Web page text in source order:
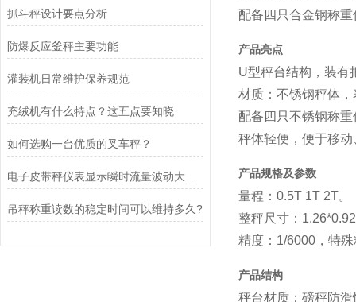
抓斗秤设计要点分析
防爆反应釜秤主要功能
灌装机日常维护保养规范
充绒机有什么特点？这五点要知晓
如何选购一台优质的叉车秤？
吊秤称重读数的稳定时间可以维持多久?
配备四只合金钢称
产品亮点
U型秤台结构，装有
材质：不锈钢秤体
配备四只不锈钢称
秤体轻便，便于移
产品规格及参数
量程：0.5T 1T 2T。
整秤尺寸：
精度：1/6000，特
产品结构
秤台材质：磅秤防